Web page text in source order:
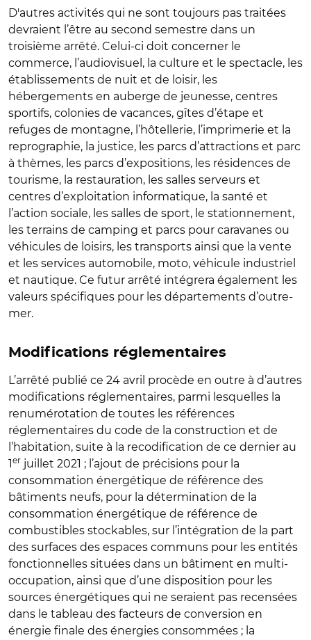
D'autres activités qui ne sont toujours pas traitées
devraient l’être au second semestre dans un
troisième arrêté. Celui-ci doit concerner le
commerce, l’audiovisuel, la culture et le spectacle, les
établissements de nuit et de loisir, les
hébergements en auberge de jeunesse, centres
sportifs, colonies de vacances, gîtes d’étape et
refuges de montagne, l’hôtellerie, l’imprimerie et la
reprographie, la justice, les parcs d’attractions et parc
à thèmes, les parcs d’expositions, les résidences de
tourisme, la restauration, les salles serveurs et
centres d’exploitation informatique, la santé et
l’action sociale, les salles de sport, le stationnement,
les terrains de camping et parcs pour caravanes ou
véhicules de loisirs, les transports ainsi que la vente
et les services automobile, moto, véhicule industriel
et nautique. Ce futur arrêté intégrera également les
valeurs spécifiques pour les départements d’outre-
mer.
Modifications réglementaires
L’arrêté publié ce 24 avril procède en outre à d’autres
modifications réglementaires, parmi lesquelles la
renumérotation de toutes les références
réglementaires du code de la construction et de
l’habitation, suite à la recodification de ce dernier au
1er juillet 2021 ; l’ajout de précisions pour la
consommation énergétique de référence des
bâtiments neufs, pour la détermination de la
consommation énergétique de référence de
combustibles stockables, sur l’intégration de la part
des surfaces des espaces communs pour les entités
fonctionnelles situées dans un bâtiment en multi-
occupation, ainsi que d’une disposition pour les
sources énergétiques qui ne seraient pas recensées
dans le tableau des facteurs de conversion en
énergie finale des énergies consommées ; la